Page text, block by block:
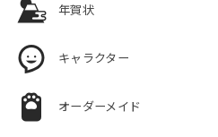
年賀状
キャラクター
オーダーメイド